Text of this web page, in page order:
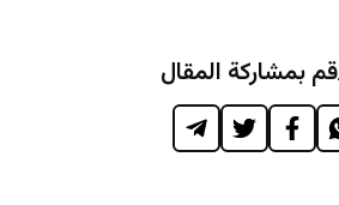
قم بمشاركة المقال